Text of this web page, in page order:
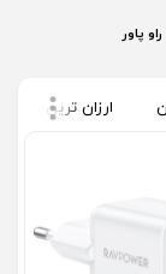
پاور
ارزان ترین